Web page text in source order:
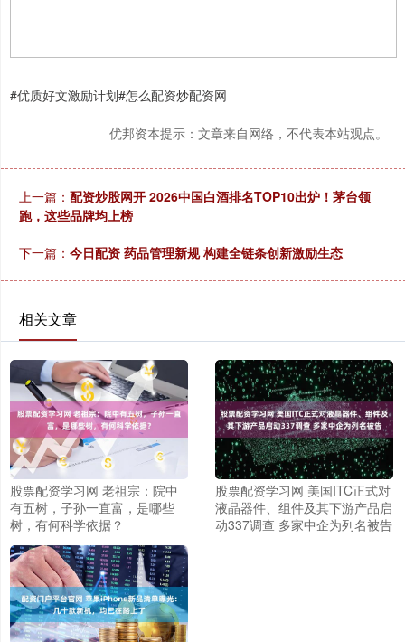
#优质好文激励计划#怎么配资炒配资网
优邦资本提示：文章来自网络，不代表本站观点。
上一篇： 配资炒股网开 2026中国白酒排名TOP10出炉！茅台领
跑，这些品牌均上榜
下一篇： 今日配资 药品管理新规 构建全链条创新激励生态
相关文章
股票配资学习网 老祖宗：院中
有五树，子孙一直富，是哪些
树，有何科学依据？
股票配资学习网 美国ITC正式对
液晶器件、组件及其下游产品启
动337调查 多家中企为列名被告